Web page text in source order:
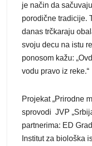
je način da
porodične tradicije.
danas trčkaraju
svoju decu na istu
ponosom kažu:
vodu pravo iz reke.“
Projekat „Prirodne
sprovodi JVP
partnerima: ED
Institut za biološka